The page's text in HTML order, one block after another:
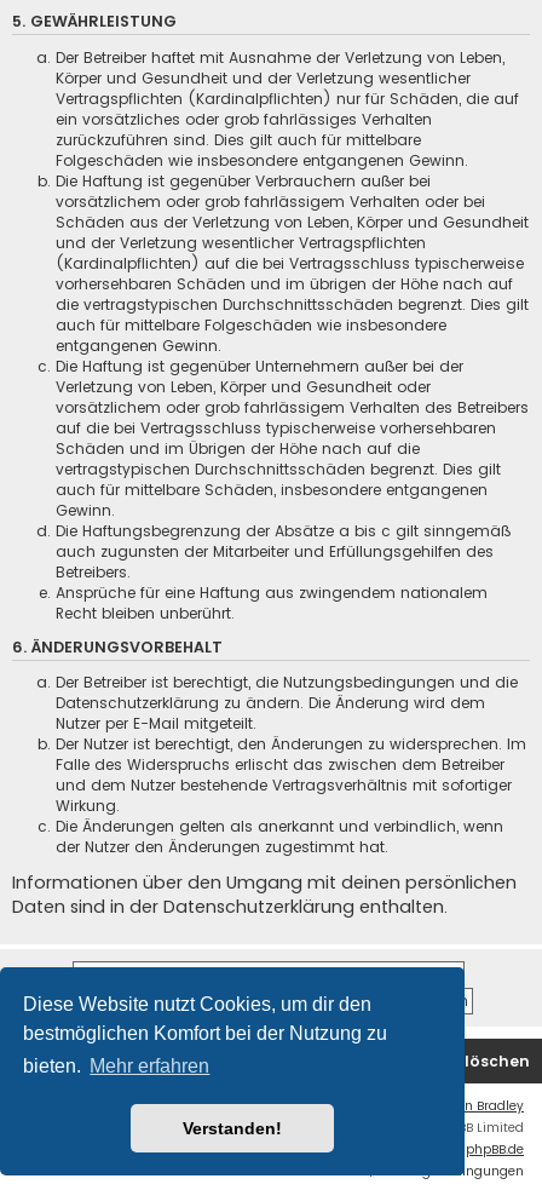
Diese Website nutzt Cookies, um dir den
bestmöglichen Komfort bei der Nutzung zu
bieten. Mehr erfahren
Verstanden!
5. GEWÄHRLEISTUNG
Der Betreiber haftet mit Ausnahme der Verletzung von Leben,
Körper und Gesundheit und der Verletzung wesentlicher
Vertragspflichten (Kardinalpflichten) nur für Schäden, die auf
ein vorsätzliches oder grob fahrlässiges Verhalten
zurückzuführen sind. Dies gilt auch für mittelbare
Folgeschäden wie insbesondere entgangenen Gewinn.
Die Haftung ist gegenüber Verbrauchern außer bei
vorsätzlichem oder grob fahrlässigem Verhalten oder bei
Schäden aus der Verletzung von Leben, Körper und Gesundheit
und der Verletzung wesentlicher Vertragspflichten
(Kardinalpflichten) auf die bei Vertragsschluss typischerweise
vorhersehbaren Schäden und im übrigen der Höhe nach auf
die vertragstypischen Durchschnittsschäden begrenzt. Dies gilt
auch für mittelbare Folgeschäden wie insbesondere
entgangenen Gewinn.
Die Haftung ist gegenüber Unternehmern außer bei der
Verletzung von Leben, Körper und Gesundheit oder
vorsätzlichem oder grob fahrlässigem Verhalten des Betreibers
auf die bei Vertragsschluss typischerweise vorhersehbaren
Schäden und im Übrigen der Höhe nach auf die
vertragstypischen Durchschnittsschäden begrenzt. Dies gilt
auch für mittelbare Schäden, insbesondere entgangenen
Gewinn.
Die Haftungsbegrenzung der Absätze a bis c gilt sinngemäß
auch zugunsten der Mitarbeiter und Erfüllungsgehilfen des
Betreibers.
Ansprüche für eine Haftung aus zwingendem nationalem
Recht bleiben unberührt.
6. ÄNDERUNGSVORBEHALT
Der Betreiber ist berechtigt, die Nutzungsbedingungen und die
Datenschutzerklärung zu ändern. Die Änderung wird dem
Nutzer per E-Mail mitgeteilt.
Der Nutzer ist berechtigt, den Änderungen zu widersprechen. Im
Falle des Widerspruchs erlischt das zwischen dem Betreiber
und dem Nutzer bestehende Vertragsverhältnis mit sofortiger
Wirkung.
Die Änderungen gelten als anerkannt und verbindlich, wenn
der Nutzer den Änderungen zugestimmt hat.
Informationen über den Umgang mit deinen persönlichen
Daten sind in der Datenschutzerklärung enthalten.
Foren-Übersicht Alle Cookies löschen
Ian Bradley
Powered byphpBB
® Forum Software © phpBB Limited
Deutsche Übersetzung durch phpBB.de
Nutzungsbedingungen